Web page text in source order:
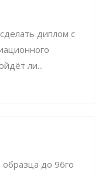
диплом с
ли...
до 96го